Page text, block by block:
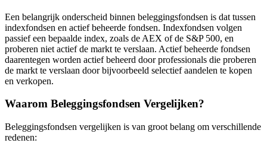
Een belangrijk onderscheid binnen beleggingsfondsen is dat tussen
indexfondsen en actief beheerde fondsen. Indexfondsen volgen
passief een bepaalde index, zoals de AEX of de S&P 500, en
proberen niet actief de markt te verslaan. Actief beheerde fondsen
daarentegen worden actief beheerd door professionals die proberen
de markt te verslaan door bijvoorbeeld selectief aandelen te kopen
en verkopen.
Waarom Beleggingsfondsen Vergelijken?
Beleggingsfondsen vergelijken is van groot belang om verschillende
redenen: